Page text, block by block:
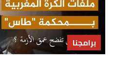
برامجنا